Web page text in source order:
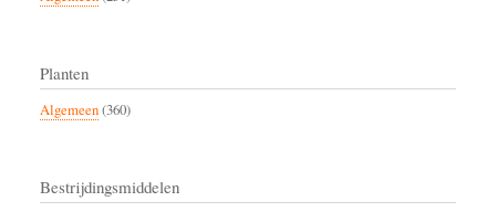
Planten
Algemeen(360)
Bestrijdingsmiddelen